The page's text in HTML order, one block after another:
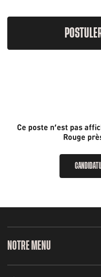
Ce poste n’est pas
Rouge
NOTRE MENU